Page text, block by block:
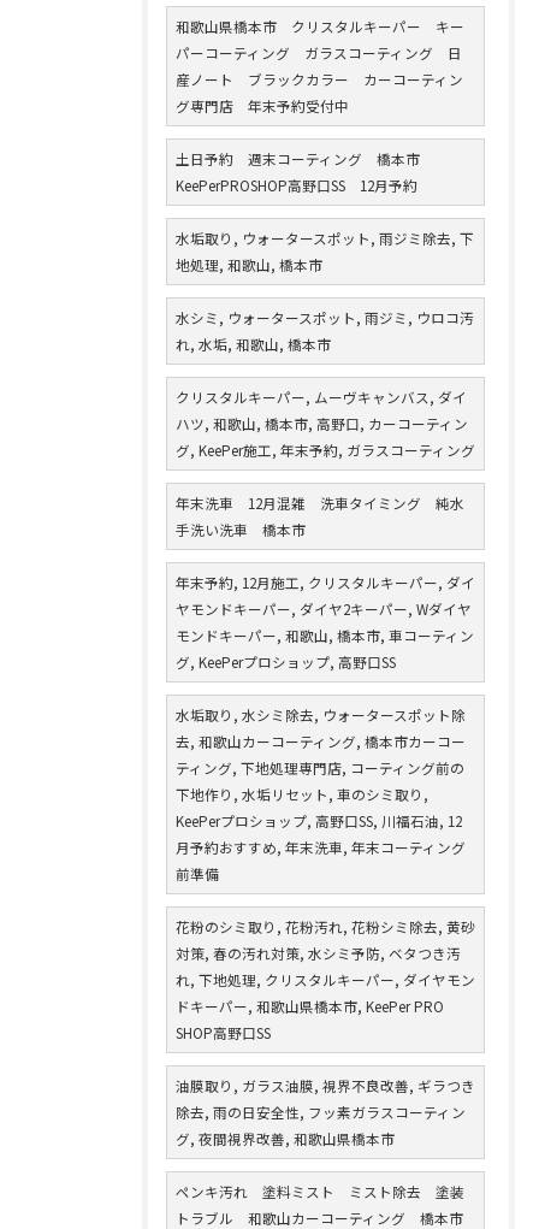
和歌山県橋本市 クリスタルキーパー キー
パーコーティング ガラスコーティング 日
産ノート ブラックカラー カーコーティン
グ専門店 年末予約受付中
土日予約 週末コーティング 橋本市
KeePerPROSHOP高野口SS 12月予約
水垢取り, ウォータースポット, 雨ジミ除去, 下
地処理, 和歌山, 橋本市
水シミ, ウォータースポット, 雨ジミ, ウロコ汚
れ, 水垢, 和歌山, 橋本市
クリスタルキーパー, ムーヴキャンバス, ダイ
ハツ, 和歌山, 橋本市, 高野口, カーコーティン
グ, KeePer施工, 年末予約, ガラスコーティング
年末洗車 12月混雑 洗車タイミング 純水
手洗い洗車 橋本市
年末予約, 12月施工, クリスタルキーパー, ダイ
ヤモンドキーパー, ダイヤ2キーパー, Wダイヤ
モンドキーパー, 和歌山, 橋本市, 車コーティン
グ, KeePerプロショップ, 高野口SS
水垢取り, 水シミ除去, ウォータースポット除
去, 和歌山カーコーティング, 橋本市カーコー
ティング, 下地処理専門店, コーティング前の
下地作り, 水垢リセット, 車のシミ取り,
KeePerプロショップ, 高野口SS, 川福石油, 12
月予約おすすめ, 年末洗車, 年末コーティング
前準備
花粉のシミ取り, 花粉汚れ, 花粉シミ除去, 黄砂
対策, 春の汚れ対策, 水シミ予防, ベタつき汚
れ, 下地処理, クリスタルキーパー, ダイヤモン
ドキーパー, 和歌山県橋本市, KeePer PRO
SHOP高野口SS
油膜取り, ガラス油膜, 視界不良改善, ギラつき
除去, 雨の日安全性, フッ素ガラスコーティン
グ, 夜間視界改善, 和歌山県橋本市
ペンキ汚れ 塗料ミスト ミスト除去 塗装
トラブル 和歌山カーコーティング 橋本市